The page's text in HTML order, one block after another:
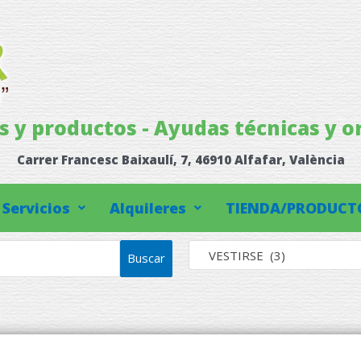
y productos - Ayudas técnicas y
Carrer Francesc Baixaulí, 7, 46910 Alfafar, València
Servicios Alquileres TIENDA/
Buscar VESTIRSE (3)